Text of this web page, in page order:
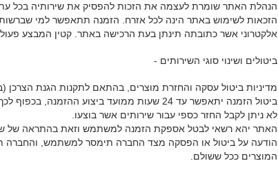
הנהלת האתר שומרת לעצמה את הזכות להפסיק את שירותיה בכל
הזכאות לשימוש באתר הינה לכל אזרח. הזמנה תתאפשר למי
אלקטרוני אשר כתובתה תינתן בעת הרכישה באתר. קטין המבצע
ביטולים ושינוי סוגי השירותים -
מדיניות ביטול עסקה והחזרת מוצרים, בהתאם לתקנות הגנת הצרכן (ביטל עסקה), התשע"א-2010
ביטול הזמנה יתאפשר עד 24 שעות ממועד ביצוע ההזמנה, בכפוף לכך כי ההזמנה לא יצאה לשילוח.
לא ניתן לקבל החזר כספי עבור שירותים אשר בוצעו.
האתר יהא רשאי לבטל אספקת הזמנה למשתמש וזאת בהתראה של
הודעה על ביטול או הפסקה מצד החברה תימסר למשתמש, והחברה
המוצרים ככל ששולם.